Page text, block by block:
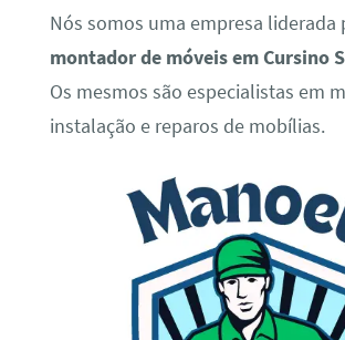
Nós somos uma empresa liderada
montador de móveis em Cursino
Os mesmos são especialistas em
instalação e reparos de mobílias.